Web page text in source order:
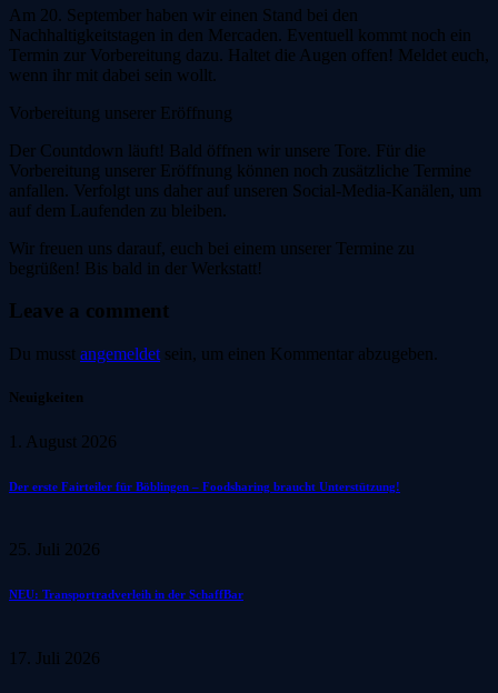
Am 20. September haben wir einen Stand bei den
Nachhaltigkeitstagen in den Mercaden. Eventuell kommt noch ein
Termin zur Vorbereitung dazu. Haltet die Augen offen! Meldet euch,
wenn ihr mit dabei sein wollt.
Vorbereitung unserer Eröffnung
Der Countdown läuft! Bald öffnen wir unsere Tore. Für die
Vorbereitung unserer Eröffnung können noch zusätzliche Termine
anfallen. Verfolgt uns daher auf unseren Social-Media-Kanälen, um
auf dem Laufenden zu bleiben.
Wir freuen uns darauf, euch bei einem unserer Termine zu
begrüßen! Bis bald in der Werkstatt!
Leave a comment
Du musst angemeldet sein, um einen Kommentar abzugeben.
Neuigkeiten
1. August 2026
Der erste Fairteiler für Böblingen – Foodsharing braucht Unterstützung!
25. Juli 2026
NEU: Transportradverleih in der SchaffBar
17. Juli 2026